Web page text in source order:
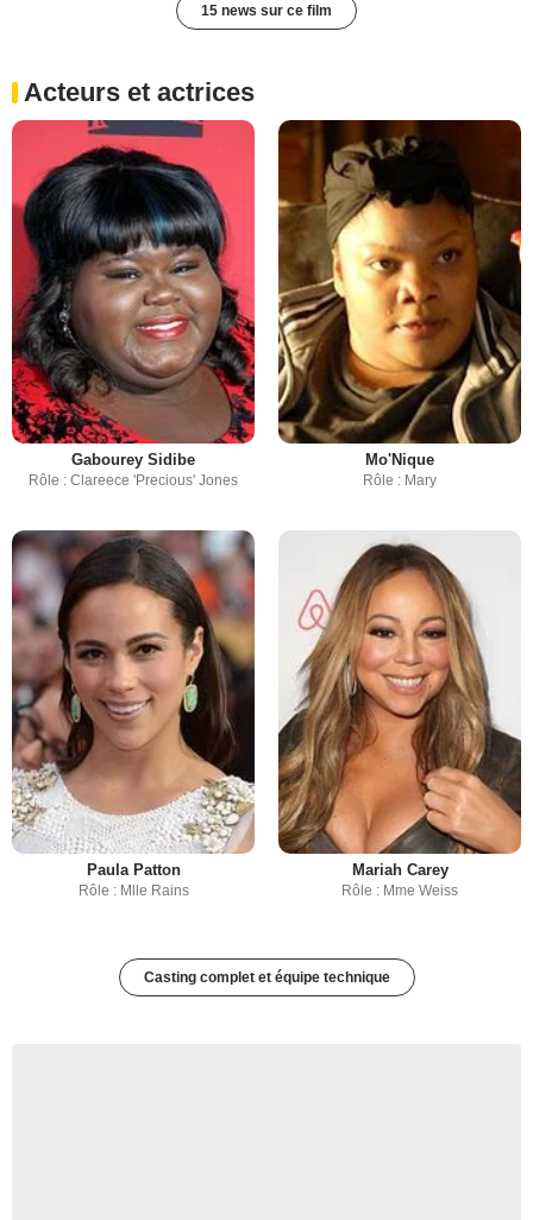
15 news sur ce film
Acteurs et actrices
Gabourey Sidibe
Rôle : Clareece 'Precious' Jones
Mo'Nique
Rôle : Mary
Paula Patton
Rôle : Mlle Rains
Mariah Carey
Rôle : Mme Weiss
Casting complet et équipe technique